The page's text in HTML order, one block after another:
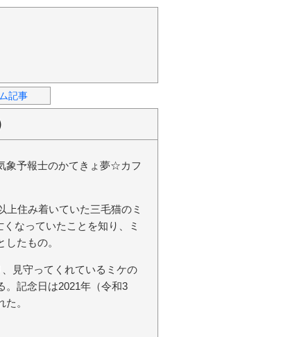
記事
象予報士のかてきょ夢☆カフ
住み着いていた三毛猫のミ
なっていたことを知り、ミ
たもの。
見守ってくれているミケの
。記念日は2021年（令和3
。